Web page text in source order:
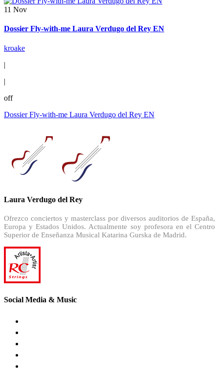
11 Nov
Dossier Fly-with-me Laura Verdugo del Rey EN
kroake
|
|
off
Dossier Fly-with-me Laura Verdugo del Rey EN
Laura Verdugo del Rey
Ofrezco conciertos y masterclass por diversos auditorios de España,
Europa y Estados Unidos. Actualmente soy profesora en el Centro
Superior de Enseñanza Musical Katarina Gurska de Madrid.
Social Media & Music